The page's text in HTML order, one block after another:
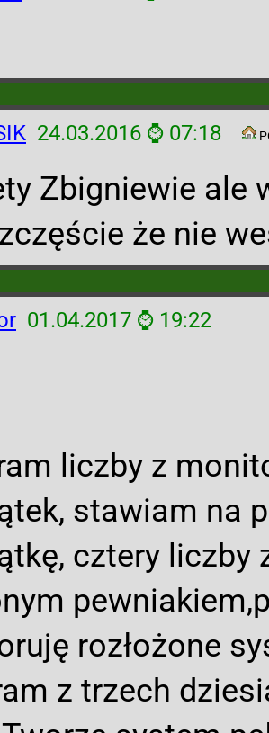
24.03.2016 ⌚ 07:18
Zbigniewie ale
że nie
01.04.2017 ⌚ 19:22
liczby z
stawiam na
cztery liczby
rozłożone
z trzech